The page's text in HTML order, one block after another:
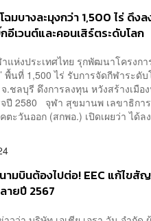
ฉมบางละมุงกว่า 1,500 ไร่ ดึง
อีเวนต์และคอนเสิร์ตระดับโลก
าแห่งประเทศไทย รุกพัฒนาโครงก
พื้นที่ 1,500 ไร่ รับการจัดกีฬาระดั
.ชลบุรี ดึงการลงทุน หวังสร้างเมือ
จปี 2580 จุฬา สุขมานพ เลขาธิกา
ะวันออก (สกพอ.) เปิดเผยว่า ได้ล
ามบินต้องไปต่อ! EEC แก้ไขสั
ายปี 2567